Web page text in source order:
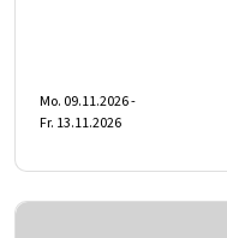
Mo. 09.11.2026 -
Fr. 13.11.2026